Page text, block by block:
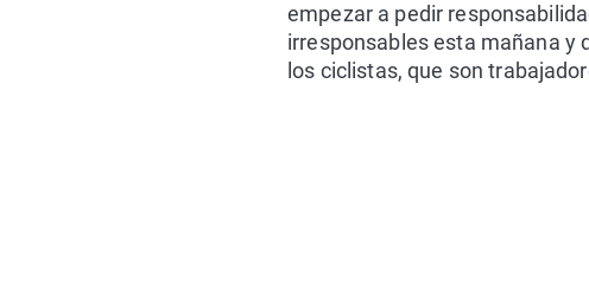
empezar a pedir
irresponsables esta mañana y
los ciclistas, que son